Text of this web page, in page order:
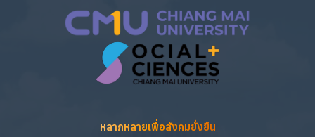
หลากหลายเพื่อสังคมยั่งยืน